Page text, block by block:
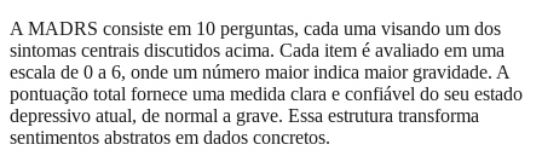
A MADRS consiste em 10 perguntas, cada uma visando um dos
sintomas centrais discutidos acima. Cada item é avaliado em uma
escala de 0 a 6, onde um número maior indica maior gravidade. A
pontuação total fornece uma medida clara e confiável do seu estado
depressivo atual, de normal a grave. Essa estrutura transforma
sentimentos abstratos em dados concretos.